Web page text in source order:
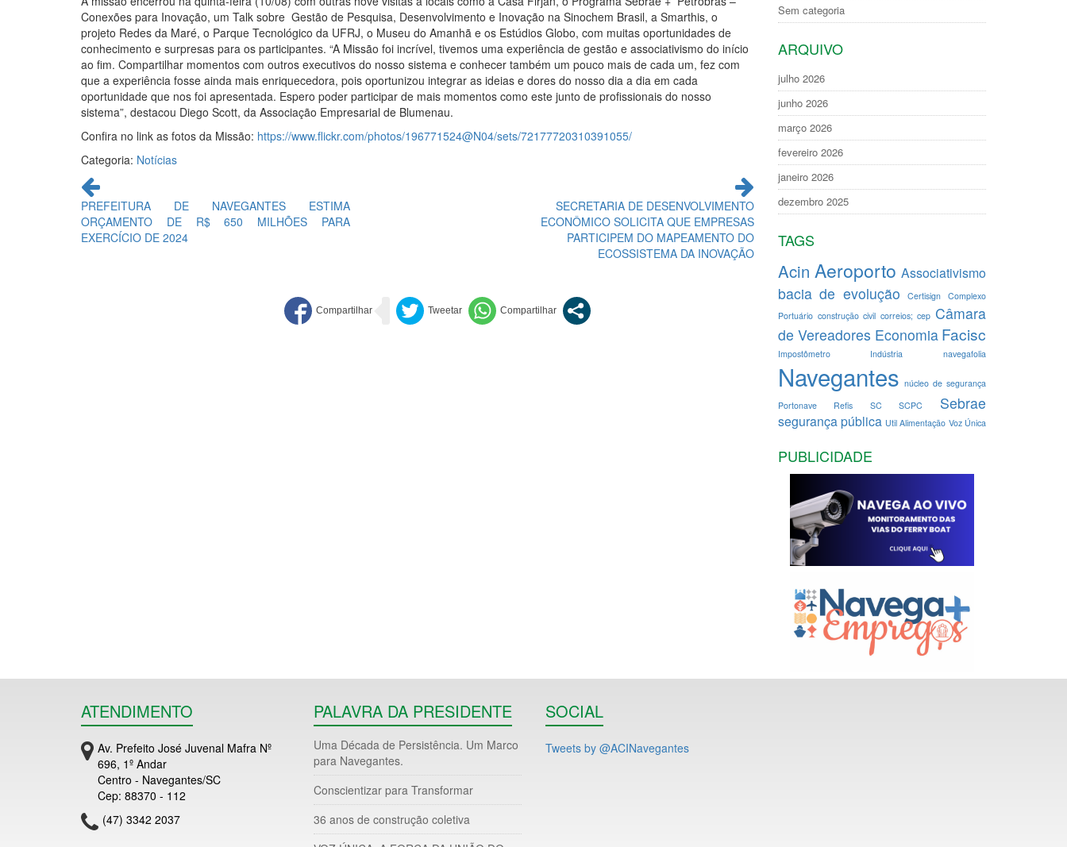
Conexões para Inovação, um Talk sobre Gestão de Pesquisa, Desenvolvimento e Inovação na Sinochem Brasil, a Smarthis, o
projeto Redes da Maré, o Parque Tecnológico da UFRJ, o Museu do Amanhã e os Estúdios Globo, com muitas oportunidades de
conhecimento e surpresas para os participantes. “A Missão foi incrível, tivemos uma experiência de gestão e associativismo do início
ao fim. Compartilhar momentos com outros executivos do nosso sistema e conhecer também um pouco mais de cada um, fez com
que a experiência fosse ainda mais enriquecedora, pois oportunizou integrar as ideias e dores do nosso dia a dia em cada
oportunidade que nos foi apresentada. Espero poder participar de mais momentos como este junto de profissionais do nosso
sistema”, destacou Diego Scott, da Associação Empresarial de Blumenau.
Confira no link as fotos da Missão: https://www.flickr.com/photos/196771524@N04/sets/72177720310391055/
Categoria: Notícias
Continue
lendo
PREFEITURA DE NAVEGANTES ESTIMA
ORÇAMENTO DE R$ 650 MILHÕES PARA
EXERCÍCIO DE 2024
SECRETARIA DE DESENVOLVIMENTO
ECONÔMICO SOLICITA QUE EMPRESAS
PARTICIPEM DO MAPEAMENTO DO
ECOSSISTEMA DA INOVAÇÃO
Sem categoria
ARQUIVO
julho 2026
junho 2026
março 2026
fevereiro 2026
janeiro 2026
dezembro 2025
TAGS
Acin Aeroporto Associativismo
bacia de evolução Certisign Complexo
Portuário construção civil correios; cep Câmara
de Vereadores Economia Facisc
Impostômetro Indústria navegafolia
Navegantes núcleo de segurança
Portonave
Refis SC SCPC Sebrae
segurança pública Util Alimentação Voz Única
PUBLICIDADE
ATENDIMENTO
Av. Prefeito José Juvenal Mafra Nº
696, 1º Andar
Centro - Navegantes/SC
Cep: 88370 - 112
(47) 3342 2037
PALAVRA DA PRESIDENTE
Uma Década de Persistência. Um Marco
para Navegantes.
Conscientizar para Transformar
36 anos de construção coletiva
SOCIAL
Tweets by @ACINavegantes